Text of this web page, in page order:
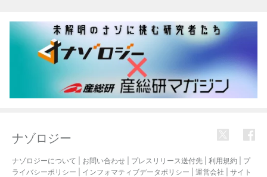
ナゾロジー
ナゾロジーについて お問い合わせ プレスリリース送付先 利用規約
プ
ライバシーポリシー
インフォマティブデータポリシー 運営会社 サイト